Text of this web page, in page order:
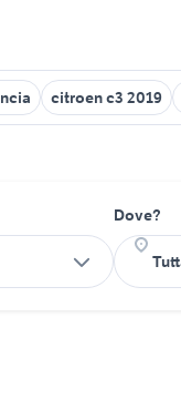
citroen c3 2019
Dove?